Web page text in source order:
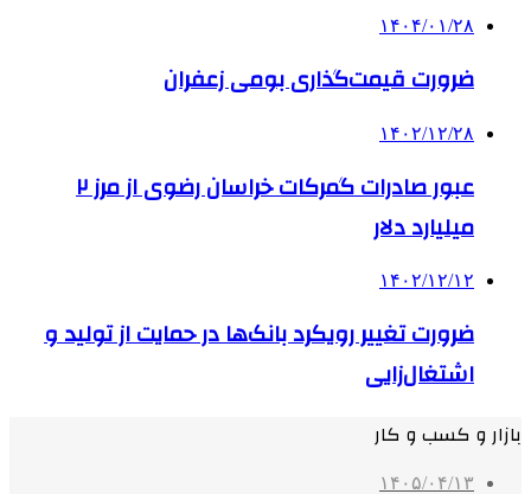
۱۴۰۴/۰۱/۲۸
ضرورت قیمت‌گذاری بومی زعفران
۱۴۰۲/۱۲/۲۸
عبور صادرات گمرکات خراسان رضوی از مرز ۲
میلیارد دلار
۱۴۰۲/۱۲/۱۲
ضرورت تغییر رویکرد بانک‌ها در حمایت از تولید و
اشتغال‌زایی
بازار و کسب و کار
۱۴۰۵/۰۴/۱۳